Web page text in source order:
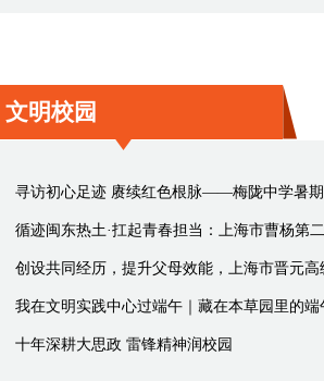
文明校园
十年深耕大思政 雷锋精神润校园